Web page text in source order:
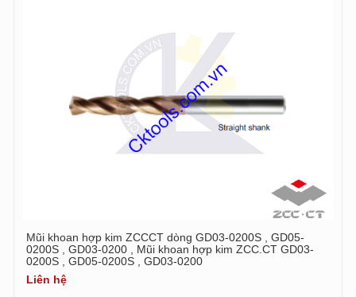
Mũi khoan hợp kim ZCCCT dòng GD03-0200S , GD05-
0200S , GD03-0200 , Mũi khoan hợp kim ZCC.CT GD03-
0200S , GD05-0200S , GD03-0200
Liên hệ